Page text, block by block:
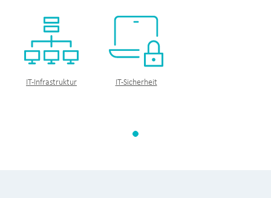
IT-Infrastruktur IT-Sicherheit